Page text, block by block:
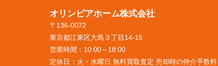
オリンピアホーム株式会社
〒136-0072
東京都江東区大島３丁目14-15
営業時間： 10:00～18:00
定休日： 火・水曜日 無料買取査定 売却時の仲介手数